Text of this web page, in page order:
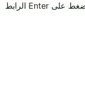
المتصفحون الذين يستصعبون تشغيل الفأرة يمكنهم تصفح الموقع عبر لوحة المفاتيح. الضغط المتكرر على المفتاح Tab يؤدي إلى الانتقال بين الروابط المختلفة في الصفحة. يشغّل الضغط على Enter الرابط